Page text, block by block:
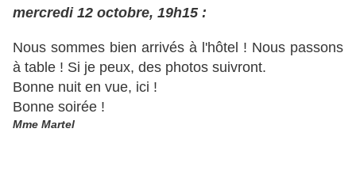
mercredi 12 octobre, 19h15 :
Nous sommes bien arrivés à l'hôtel ! Nous passons
à table ! Si je peux, des photos suivront.
Bonne nuit en vue, ici !
Bonne soirée !
Mme Martel